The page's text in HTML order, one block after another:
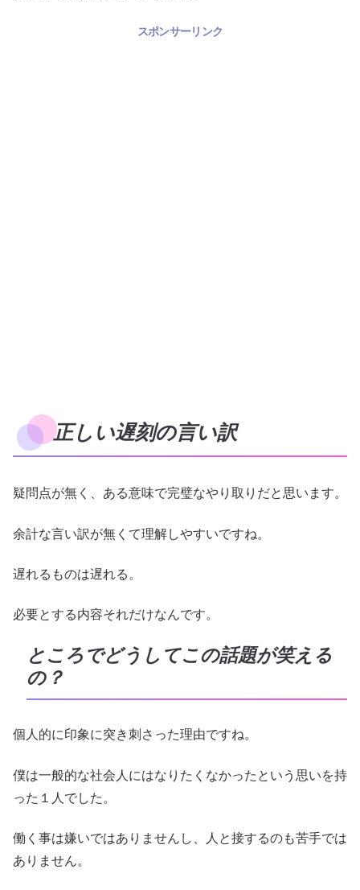
スポンサーリンク
正しい遅刻の言い訳
疑問点が無く、ある意味で完璧なやり取りだと思います。
余計な言い訳が無くて理解しやすいですね。
遅れるものは遅れる。
必要とする内容それだけなんです。
ところでどうしてこの話題が笑える
の？
個人的に印象に突き刺さった理由ですね。
僕は一般的な社会人にはなりたくなかったという思いを持
った１人でした。
働く事は嫌いではありませんし、人と接するのも苦手では
ありません。